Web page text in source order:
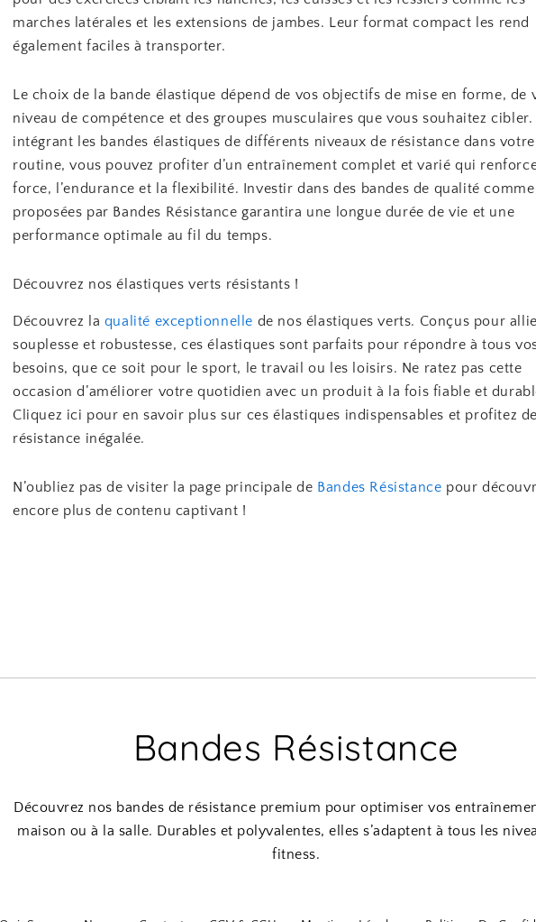
marches latérales et les extensions de jambes. Leur format compact les rend
également faciles à transporter.
Le choix de la bande élastique dépend de vos objectifs de mise en forme, de
niveau de compétence et des groupes musculaires que vous souhaitez cibler.
intégrant les bandes élastiques de différents niveaux de résistance dans votre
routine, vous pouvez profiter d’un entraînement complet et varié qui
force, l’endurance et la flexibilité. Investir dans des bandes de qualité
proposées par Bandes Résistance garantira une longue durée de vie et une
performance optimale au fil du temps.
Découvrez nos élastiques verts résistants !
Découvrez la qualité exceptionnelle de nos élastiques verts. Conçus pour
souplesse et robustesse, ces élastiques sont parfaits pour répondre à tous
besoins, que ce soit pour le sport, le travail ou les loisirs. Ne ratez pas cette
occasion d’améliorer votre quotidien avec un produit à la fois fiable et
Cliquez ici pour en savoir plus sur ces élastiques indispensables et profitez
résistance inégalée.
N’oubliez pas de visiter la page principale de Bandes Résistance pour
encore plus de contenu captivant !
Bandes Résistance
Découvrez nos bandes de résistance premium pour optimiser vos
maison ou à la salle. Durables et polyvalentes, elles s’adaptent à tous les
fitness.